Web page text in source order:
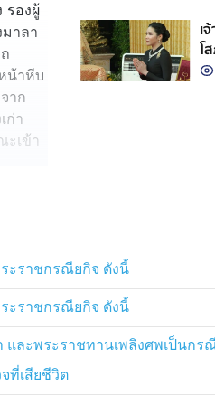
รองผู้
าลา
น้าหีบ
าก
ก่า
เข้า
ทาน
ลื้มปีติ
หา
เ
โ
ม
ระราชกรณียกิจ ดังนี้
ระราชกรณียกิจ ดังนี้
ละพระราชทานเพลิงศพเป็นกร
ที่เสียชีวิต